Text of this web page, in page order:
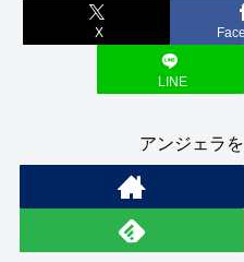
X
LINE
アンジェラ